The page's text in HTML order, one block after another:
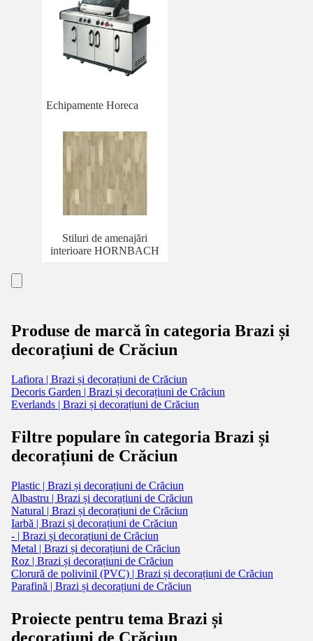
Echipamente Horeca
Stiluri de amenajări
interioare HORNBACH
Produse de marcă în categoria Brazi și
decorațiuni de Crăciun
Lafiora | Brazi și decorațiuni de Crăciun
Decoris Garden | Brazi și decorațiuni de Crăciun
Everlands | Brazi și decorațiuni de Crăciun
Filtre populare în categoria Brazi și
decorațiuni de Crăciun
Plastic | Brazi și decorațiuni de Crăciun
Albastru | Brazi și decorațiuni de Crăciun
Natural | Brazi și decorațiuni de Crăciun
Iarbă | Brazi și decorațiuni de Crăciun
- | Brazi și decorațiuni de Crăciun
Metal | Brazi și decorațiuni de Crăciun
Roz | Brazi și decorațiuni de Crăciun
Clorură de polivinil (PVC) | Brazi și decorațiuni de Crăciun
Parafină | Brazi și decorațiuni de Crăciun
Proiecte pentru tema Brazi și
decorațiuni de Crăciun